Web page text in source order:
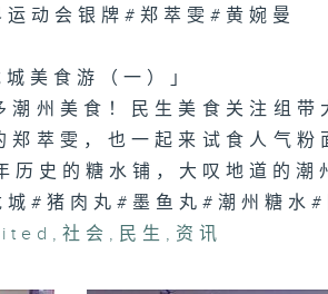
1071集 大人细路
区？
1070集 宠物保
险兴起，主人投保
动会银牌#郑萃雯#黄婉曼
美食游（一）」
州美食！民生美食关注组带
萃雯，也一起来试食人气粉
史的糖水铺，大叹地道的潮
#猪肉丸#墨鱼丸#潮州糖水#
,社会 , 民生 , 资讯